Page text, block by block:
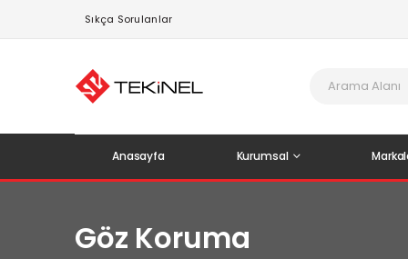
Sıkça Sorulanlar
Anasayfa Kurumsal
Göz Koruma